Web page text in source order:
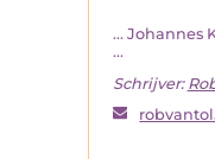
... Johannes
...
Schrijver: